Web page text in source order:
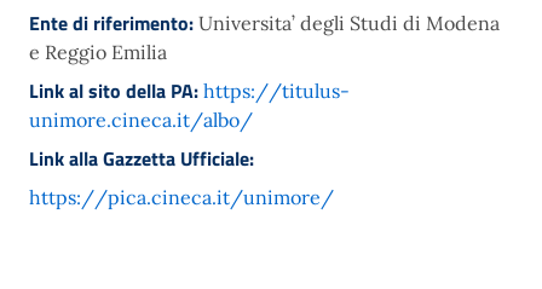
Ente di riferimento: Universita’ degli Studi di Modena
e Reggio Emilia
Link al sito della PA: https://titulus-
unimore.cineca.it/albo/
Link alla Gazzetta Ufficiale:
https://pica.cineca.it/unimore/